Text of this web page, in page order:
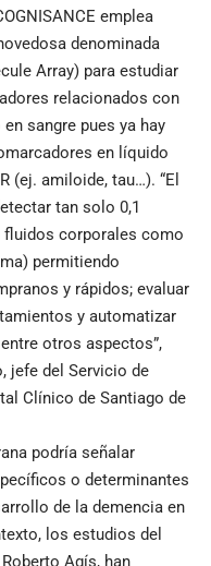
emplea
denominada
Array) para estudiar
relacionados con
sangre pues ya hay
en líquido
(ej. amiloide, tau…). “El
tan solo 0,1
fluidos corporales como
permitiendo
y rápidos; evaluar
y automatizar
otros aspectos”,
jefe del Servicio de
Clínico de Santiago de
podría señalar
o determinantes
de la demencia en
los estudios del
Agís, han